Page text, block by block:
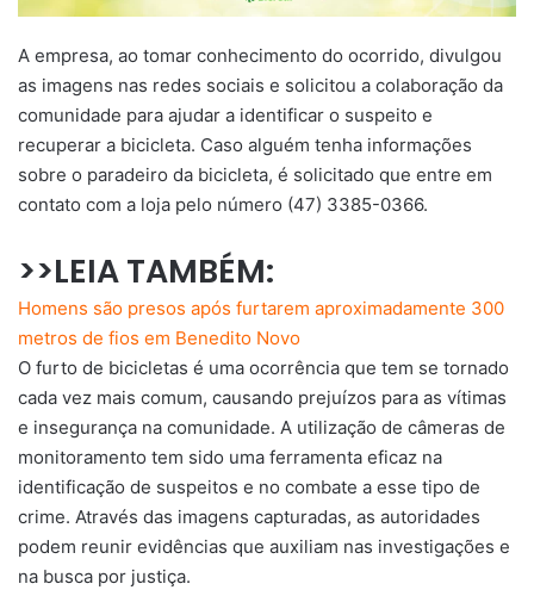
A empresa, ao tomar conhecimento do ocorrido, divulgou
as imagens nas redes sociais e solicitou a colaboração da
comunidade para ajudar a identificar o suspeito e
recuperar a bicicleta. Caso alguém tenha informações
sobre o paradeiro da bicicleta, é solicitado que entre em
contato com a loja pelo número (47) 3385-0366.
>>LEIA TAMBÉM:
Homens são presos após furtarem aproximadamente 300
metros de fios em Benedito Novo
O furto de bicicletas é uma ocorrência que tem se tornado
cada vez mais comum, causando prejuízos para as vítimas
e insegurança na comunidade. A utilização de câmeras de
monitoramento tem sido uma ferramenta eficaz na
identificação de suspeitos e no combate a esse tipo de
crime. Através das imagens capturadas, as autoridades
podem reunir evidências que auxiliam nas investigações e
na busca por justiça.